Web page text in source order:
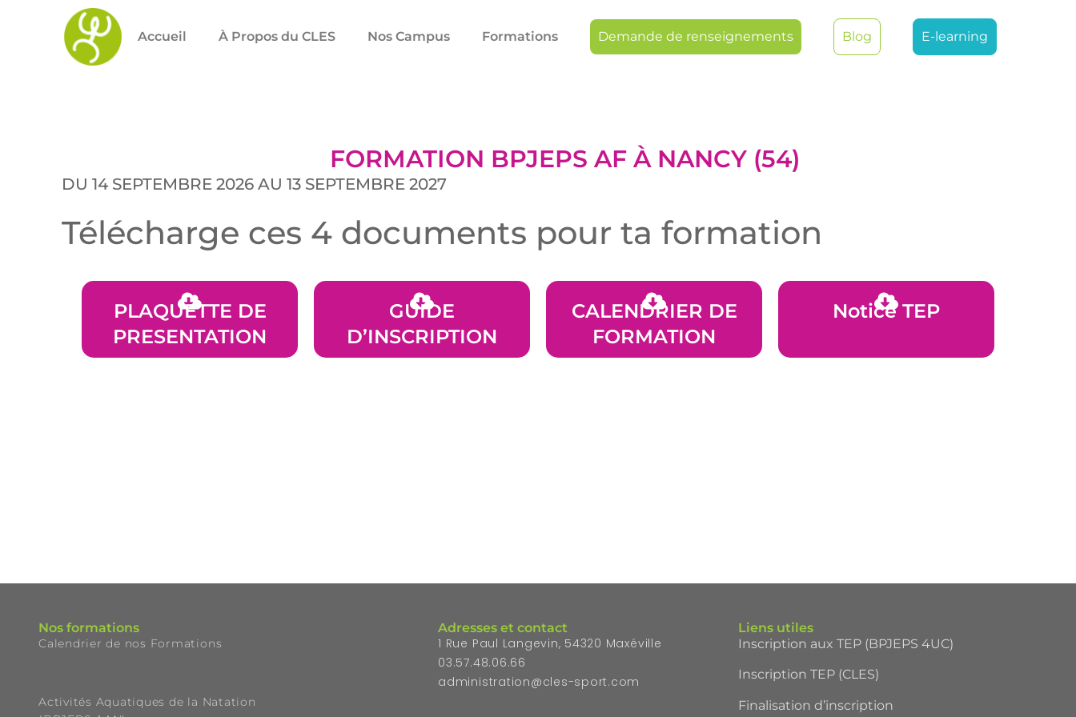
Accueil À Propos du CLES Nos Campus Formations Demande de renseignements Blog E-learning
FORMATION BPJEPS AF À NANCY (54)
DU 14 SEPTEMBRE 2026 AU 13 SEPTEMBRE 2027
Télécharge ces 4 documents pour ta formation
PLAQUETTE DE
PRESENTATION
GUIDE
D’INSCRIPTION
CALENDRIER DE
FORMATION
Notice TEP
Nos formations
Calendrier de nos Formations
Activités Aquatiques de la Natation
Adresses et contact
1 Rue Paul Langevin, 54320 Maxéville
03.57.48.06.66
administration@cles-sport.com
Liens utiles
Inscription aux TEP (BPJEPS 4UC)
Inscription TEP (CLES)
Finalisation d’inscription